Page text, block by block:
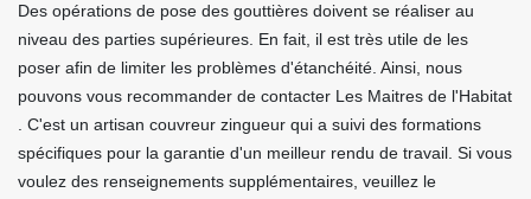
Des opérations de pose des gouttières doivent se réaliser au
niveau des parties supérieures. En fait, il est très utile de les
poser afin de limiter les problèmes d'étanchéité. Ainsi, nous
pouvons vous recommander de contacter Les Maitres de l'Habitat
. C'est un artisan couvreur zingueur qui a suivi des formations
spécifiques pour la garantie d'un meilleur rendu de travail. Si vous
voulez des renseignements supplémentaires, veuillez le